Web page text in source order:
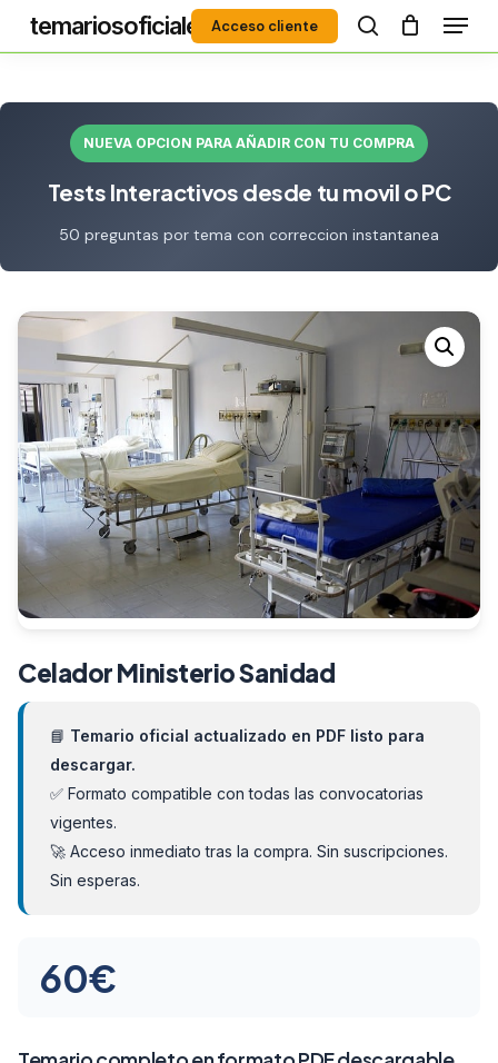
content
temariosoficiales
Acceso cliente
search
Menú
NUEVA OPCION PARA AÑADIR CON TU COMPRA
Tests Interactivos desde tu movil o PC
50 preguntas por tema con correccion instantanea
Celador Ministerio Sanidad
📘 Temario oficial actualizado en PDF listo para
descargar.
✅ Formato compatible con todas las convocatorias
vigentes.
🚀 Acceso inmediato tras la compra. Sin suscripciones.
Sin esperas.
60€